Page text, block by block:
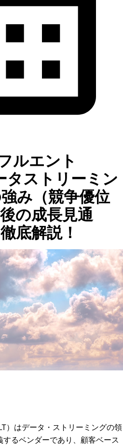
ルエント
タストリーミン
み（競争優位
の成長見通
底解説！
）はデータ・ストリーミングの領
るベンダーであり、顧客ベース